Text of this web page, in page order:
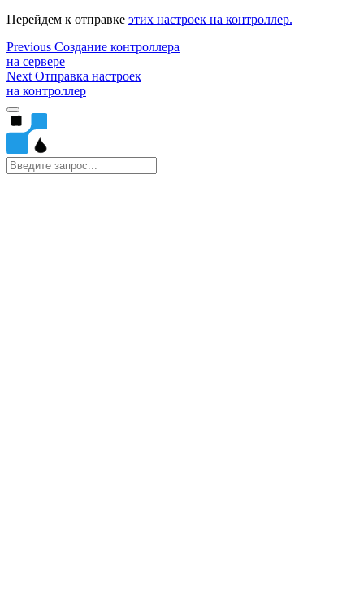
Перейдем к отправке этих настроек на контроллер.
Previous Создание контроллера
на сервере
Next Отправка настроек
на контроллер